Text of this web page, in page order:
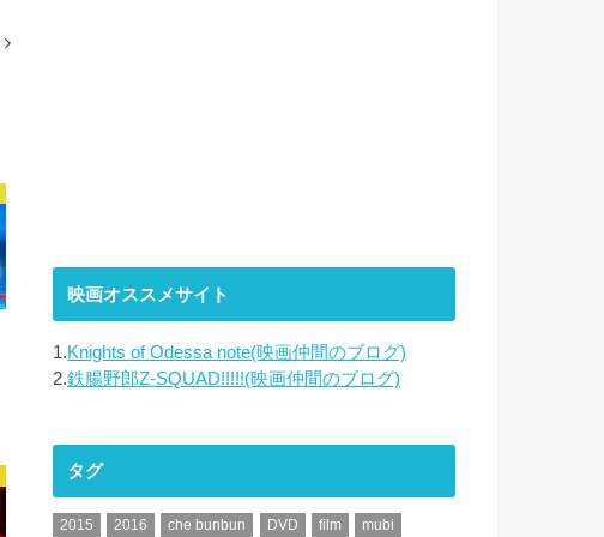
映画オススメサイト
1.Knights of Odessa note(映画仲間のブログ)
2.鉄腸野郎Z-SQUAD!!!!!(映画仲間のブログ)
タグ
2015 2016 che bunbun DVD film
mubi